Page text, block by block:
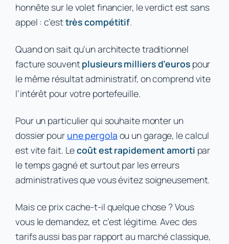
honnête sur le volet financier, le verdict est sans
appel : c’esttrès compétitif.
Quand on sait qu’un architecte traditionnel
facture souventplusieurs milliers d’eurospour
le même résultat administratif, on comprend vite
l’intérêt pour votre portefeuille.
Pour un particulier qui souhaite monter un
dossier pour une pergola ou un garage, le calcul
est vite fait. Lecoût est rapidement amorti par
le temps gagné et surtout par les erreurs
administratives que vous évitez soigneusement.
Mais ce prix cache-t-il quelque chose ? Vous
vous le demandez, et c’est légitime. Avec des
tarifs aussi bas par rapport au marché classique,